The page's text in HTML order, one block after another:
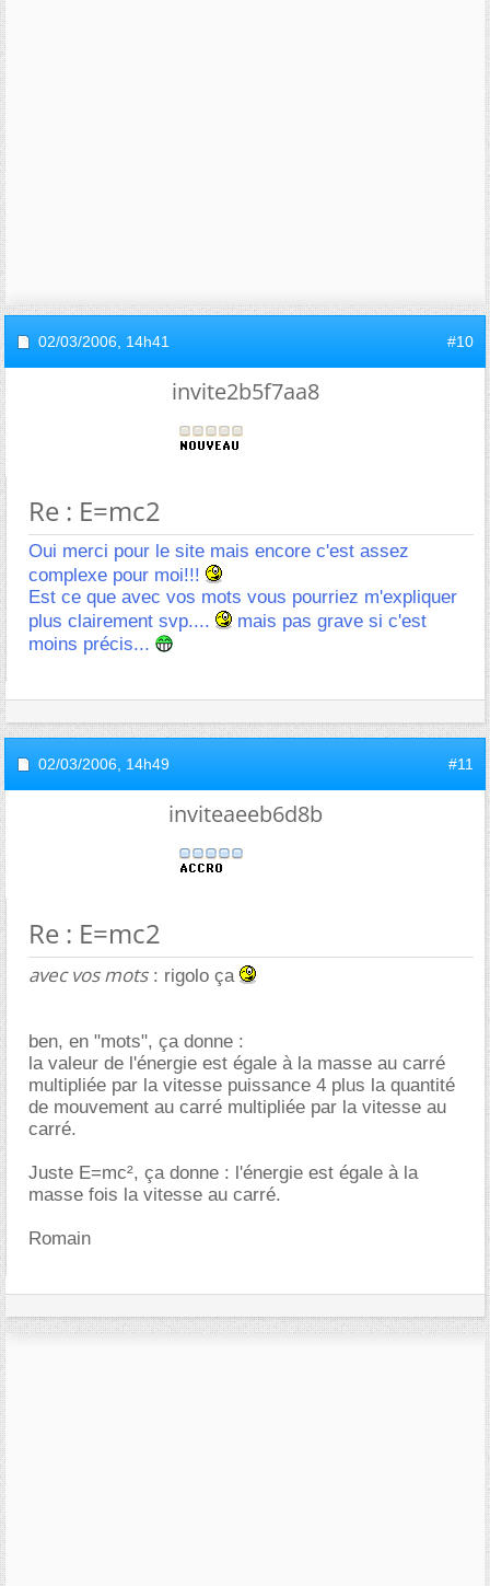
02/03/2006, 14h41 #10
invite2b5f7aa8
Re : E=mc2
Oui merci pour le site mais encore c'est assez
complexe pour moi!!!
Est ce que avec vos mots vous pourriez m'expliquer
plus clairement svp....
mais pas grave si c'est
moins précis...
02/03/2006, 14h49 #11
inviteaeeb6d8b
Re : E=mc2
avec vos mots: rigolo ça
ben, en "mots", ça donne :
la valeur de l'énergie est égale à la masse au carré
multipliée par la vitesse puissance 4 plus la quantité
de mouvement au carré multipliée par la vitesse au
carré.
Juste E=mc², ça donne : l'énergie est égale à la
masse fois la vitesse au carré.
Romain